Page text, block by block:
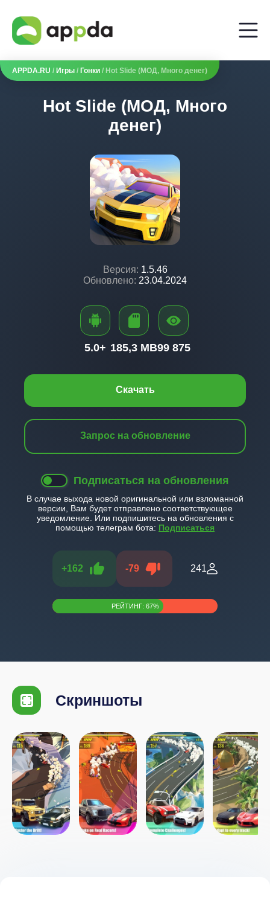
APPDA.RU / Игры / Гонки / Hot Slide (МОД, Много денег)
Hot Slide (МОД, Много
денег)
Версия: 1.5.46
Обновлено: 23.04.2024
Скачать
Запрос на обновление
Подписаться на обновления
В случае выхода новой оригинальной или взломанной
версии, Вам будет отправлено соответствующее
уведомление. Или подпишитесь на обновления с
помощью телеграм бота: Подписаться
+162 -79 241
РЕЙТИНГ: 67%
5.0+ 185,3 MB99 875
Скриншоты